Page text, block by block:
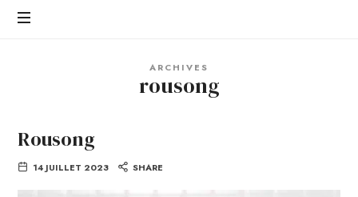
ARCHIVES
rousong
Rousong
14 JUILLET 2023 SHARE